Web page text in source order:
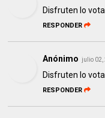
Disfruten lo
RESPONDER
Anónimo julio 02,
Disfruten lo
RESPONDER